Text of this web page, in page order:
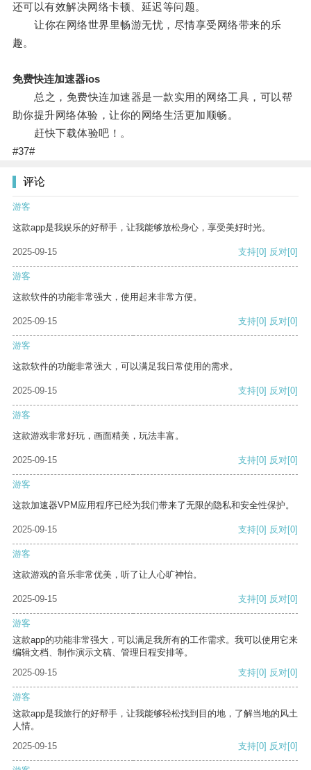
还可以有效解决网络卡顿、延迟等问题。
让你在网络世界里畅游无忧，尽情享受网络带来的乐
趣。
免费快连加速器ios
总之，免费快连加速器是一款实用的网络工具，可以帮
助你提升网络体验，让你的网络生活更加顺畅。
赶快下载体验吧！。
#37#
评论
游客
这款app是我娱乐的好帮手，让我能够放松身心，享受美好时光。
2025-09-15 支持[0] 反对[0]
游客
这款软件的功能非常强大，使用起来非常方便。
2025-09-15 支持[0] 反对[0]
游客
这款软件的功能非常强大，可以满足我日常使用的需求。
2025-09-15 支持[0] 反对[0]
游客
这款游戏非常好玩，画面精美，玩法丰富。
2025-09-15 支持[0] 反对[0]
游客
这款加速器VPM应用程序已经为我们带来了无限的隐私和安全性保护。
2025-09-15 支持[0] 反对[0]
游客
这款游戏的音乐非常优美，听了让人心旷神怡。
2025-09-15 支持[0] 反对[0]
游客
这款app的功能非常强大，可以满足我所有的工作需求。我可以使用它来
编辑文档、制作演示文稿、管理日程安排等。
2025-09-15
支持[0] 反对[0]
游客
这款app是我旅行的好帮手，让我能够轻松找到目的地，了解当地的风土
人情。
2025-09-15
支持[0] 反对[0]